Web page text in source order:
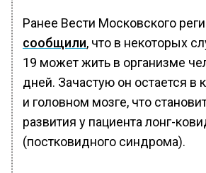
Ранее Вести Московского
сообщили, что в некоторых
19 может жить в организме
дней. Зачастую он остается в
и головном мозге, что
развития у пациента лонг-
(постковидного синдрома).